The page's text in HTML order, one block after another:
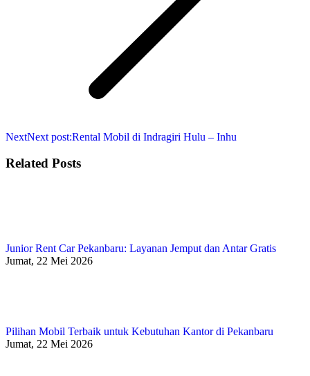
NextNext post:Rental Mobil di Indragiri Hulu – Inhu
Related Posts
Junior Rent Car Pekanbaru: Layanan Jemput dan Antar Gratis
Jumat, 22 Mei 2026
Pilihan Mobil Terbaik untuk Kebutuhan Kantor di Pekanbaru
Jumat, 22 Mei 2026